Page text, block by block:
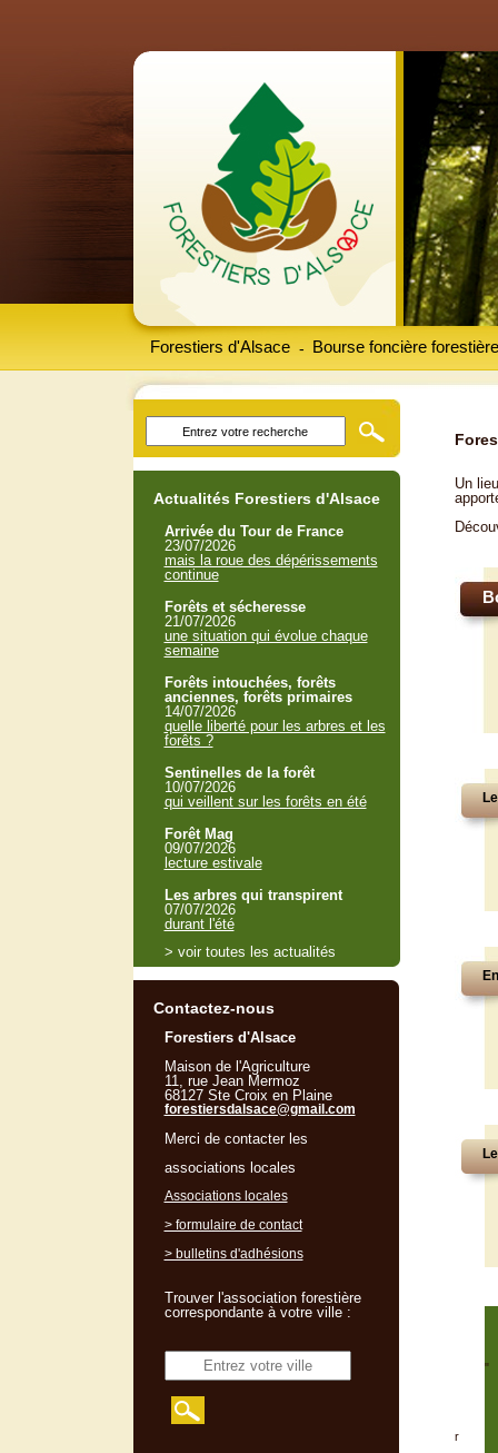
Forestiers d'Alsace Bourse foncière forestière
-
Un
"
r
Actualités Forestiers d'Alsace
Arrivée du Tour de France
23/07/2026
mais la roue des dépérissements
continue
Forêts et sécheresse
21/07/2026
une situation qui évolue chaque
semaine
Forêts intouchées, forêts
anciennes, forêts primaires
14/07/2026
quelle liberté pour les arbres et les
forêts ?
Sentinelles de la forêt
10/07/2026
qui veillent sur les forêts en été
Forêt Mag
09/07/2026
lecture estivale
Les arbres qui transpirent
07/07/2026
durant l'été
> voir toutes les actualités
Contactez-nous
Forestiers d'Alsace
Maison de l'Agriculture
11, rue Jean Mermoz
68127 Ste Croix en Plaine
forestiersdalsace@gmail.com
Merci de contacter les
associations locales
Associations locales
> formulaire de contact
> bulletins d'adhésions
Trouver l'association forestière
correspondante à votre ville :